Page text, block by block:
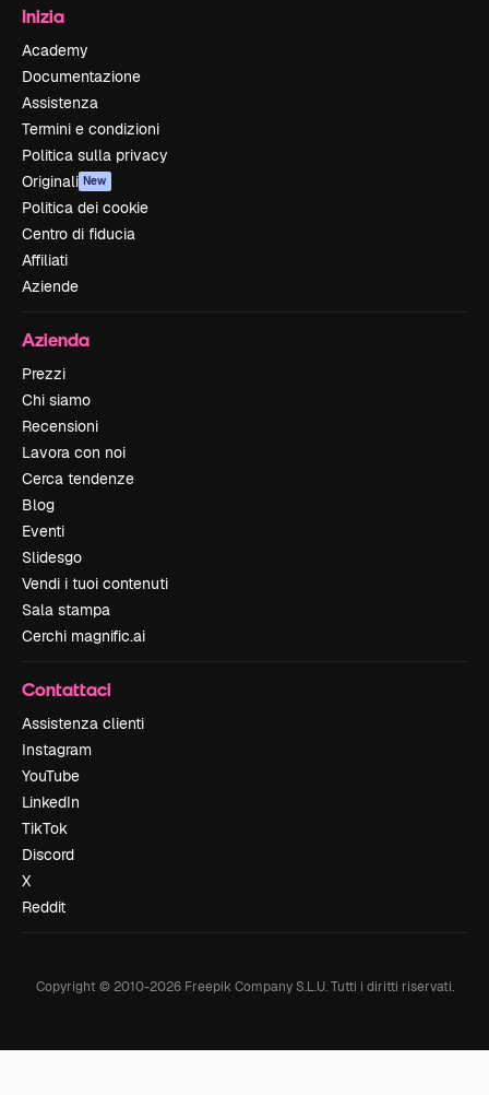
Inizia
Academy
Documentazione
Assistenza
Termini e condizioni
Politica sulla privacy
Originali New
Politica dei cookie
Centro di fiducia
Affiliati
Aziende
Azienda
Prezzi
Chi siamo
Recensioni
Lavora con noi
Cerca tendenze
Blog
Eventi
Slidesgo
Vendi i tuoi contenuti
Sala stampa
Cerchi magnific.ai
Contattaci
Assistenza clienti
Instagram
YouTube
LinkedIn
TikTok
Discord
X
Reddit
Copyright © 2010-2026Freepik Company S.L.U. Tutti i diritti riservati.